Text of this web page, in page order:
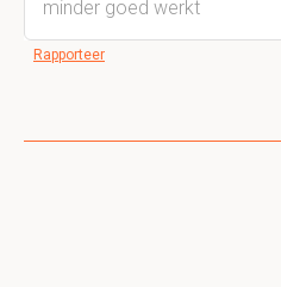
minder goed werkt
Rapporteer